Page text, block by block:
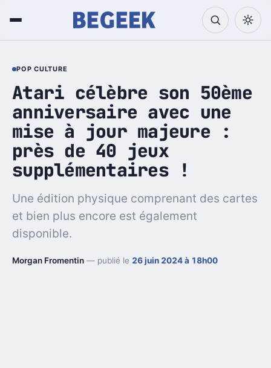
POP CULTURE
Atari célèbre son 50ème
anniversaire avec une
mise à jour majeure :
près de 40 jeux
supplémentaires !
Une édition physique comprenant des cartes
et bien plus encore est également
disponible.
Morgan Fromentin — publié le 26 juin 2024 à 18h00